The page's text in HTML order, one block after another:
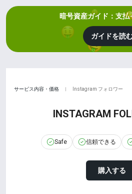
暗号資産ガイド：支払
ガイドを読
サービス内容・価格 Instagram フォロワー
INSTAGRAM
Safe 信頼できる
購入する